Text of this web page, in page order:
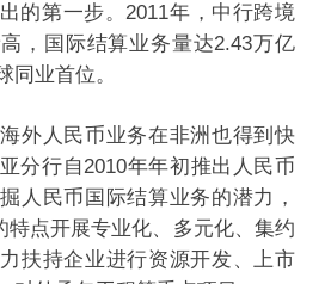
的第一步。2011年，中行跨境
，国际结算业务量达2.43万亿
同业首位。
人民币业务在非洲也得到快
分行自2010年年初推出人民币
人民币国际结算业务的潜力，
特点开展专业化、多元化、集约
扶持企业进行资源开发、上市